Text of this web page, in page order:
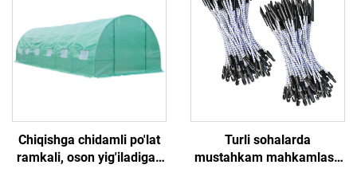
sovutgich sifatida
foydalanish mumkin
Chiqishga chidamli po'lat
ramkali, oson yig'iladigan
Turli sohalarda
mustahkam mahkamlash